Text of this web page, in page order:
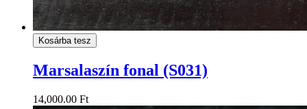
Kosárba tesz
Marsalaszín fonal (S031)
14,000.00 Ft